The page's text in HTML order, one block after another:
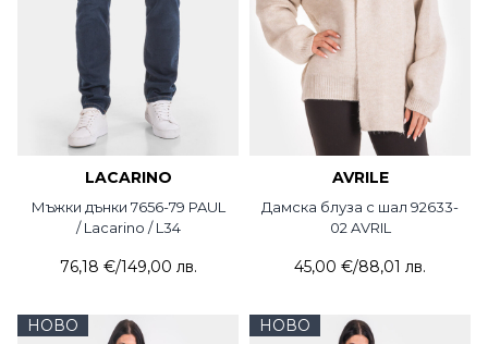
LACARINO
Мъжки дънки 7656-79 PAUL
/ Lacarino / L34
76,18 €/149,00 лв.
AVRILE
Дамска блуза с шал 92633-
02 AVRIL
45,00 €/88,01 лв.
НОВО НОВО